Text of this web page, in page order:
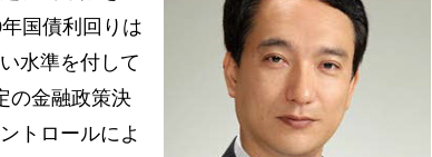
国債利回りは
水準を付して
の金融政策決
トロールによ